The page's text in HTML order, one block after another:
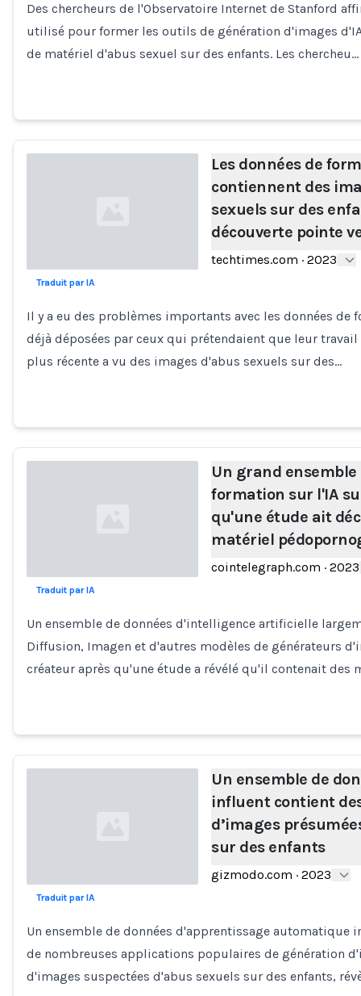
Des chercheurs de l'Observatoire Internet de Stanford
utilisé pour former les outils de génération d'images
de matériel d'abus sexuel sur des enfants. Les chercheu…
Les données de
contiennent des
sexuels sur des
découverte pointe
techtimes.com · 2023
Traduit par IA
Il y a eu des problèmes importants avec les données de
déjà déposées par ceux qui prétendaient que leur
plus récente a vu des images d'abus sexuels sur des…
Un grand ensemble
formation sur l'IA
qu'une étude ait
matériel
cointelegraph.com · 2023
Traduit par IA
Un ensemble de données d'intelligence artificielle
Diffusion, Imagen et d'autres modèles de générateurs
créateur après qu'une étude a révélé qu'il contenait des
Un ensemble de
influent contient
d’images
sur des enfants
gizmodo.com · 2023
Traduit par IA
Un ensemble de données d'apprentissage
de nombreuses applications populaires de génération
d'images suspectées d'abus sexuels sur des enfants,